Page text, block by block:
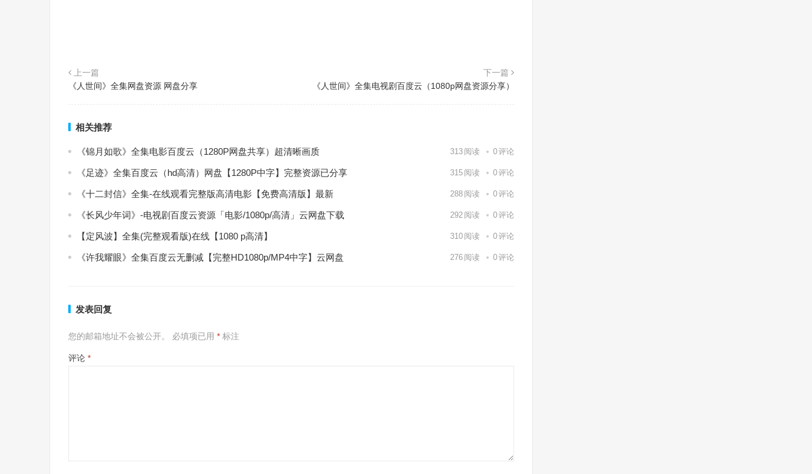
上一篇
《人世间》全集网盘资源 网盘分享
下一篇
《人世间》全集电视剧百度云（1080p网盘资源分享）
相关推荐
《锦月如歌》全集电影百度云（1280P网盘共享）超清晰画质 313 阅读 0评论
《足迹》全集百度云（hd高清）网盘【1280P中字】完整资源已分享 315 阅读 0评论
《十二封信》全集-在线观看完整版高清电影【免费高清版】最新 288 阅读 0评论
《长风少年词》-电视剧百度云资源「电影/1080p/高清」云网盘下载 292 阅读 0评论
【定风波】全集(完整观看版)在线【1080 p高清】 310 阅读 0评论
《许我耀眼》全集百度云无删减【完整HD1080p/MP4中字】云网盘 276 阅读 0评论
发表回复
您的邮箱地址不会被公开。 必填项已用 * 标注
评论 *